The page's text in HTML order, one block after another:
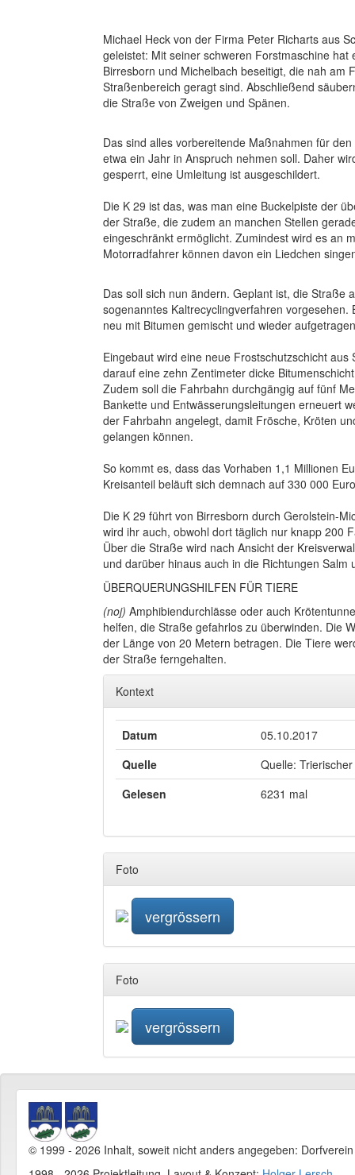
Michael Heck von der Firma Peter Richarts aus
geleistet: Mit seiner schweren Forstmaschine
Birresborn und Michelbach beseitigt, die nah
Straßenbereich geragt sind. Abschließend
die Straße von Zweigen und Spänen.
Das sind alles vorbereitende Maßnahmen für
etwa ein Jahr in Anspruch nehmen soll. Daher
gesperrt, eine Umleitung ist ausgeschildert.
Die K 29 ist das, was man eine Buckelpiste der
der Straße, die zudem an manchen Stellen
eingeschränkt ermöglicht. Zumindest wird es an
Motorradfahrer können davon ein Liedchen
Das soll sich nun ändern. Geplant ist, die Straße
sogenanntes Kaltrecyclingverfahren
neu mit Bitumen gemischt und wieder
Eingebaut wird eine neue Frostschutzschicht
darauf eine zehn Zentimeter dicke
Zudem soll die Fahrbahn durchgängig auf fünf
Bankette und Entwässerungsleitungen erneuert
der Fahrbahn angelegt, damit Frösche, Kröten
gelangen können.
So kommt es, dass das Vorhaben 1,1 Millionen
Kreisanteil beläuft sich demnach auf 330 000
Die K 29 führt von Birresborn durch Gerolstein-
wird ihr auch, obwohl dort täglich nur knapp 200
Über die Straße wird nach Ansicht der
und darüber hinaus auch in die Richtungen
ÜBERQUERUNGSHILFEN FÜR TIERE
(noj) Amphibiendurchlässe oder auch
helfen, die Straße gefahrlos zu überwinden. Die
der Länge von 20 Metern betragen. Die Tiere
der Straße ferngehalten.
Kontext
Datum
05.10.2017
Quelle
Quelle:
Gelesen
6231 mal
Foto
vergrössern
Foto
vergrössern
© 1999 - 2026 Inhalt, soweit nicht anders angegeben: